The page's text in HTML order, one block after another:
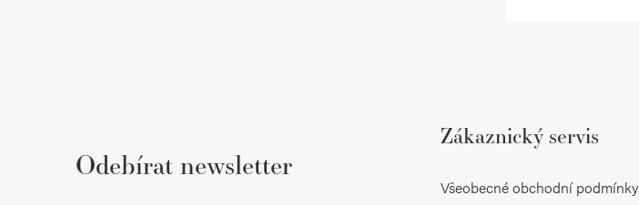
Odebírat newsletter
Zákaznický servis
Všeobecné obchodní podmínky